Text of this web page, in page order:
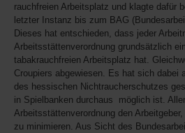
rauchfreien Arbeitsplatz und klagte dafür
letzter Instanz bis zum BAG
Dieses hat entschieden, dass jeder
Arbeitsstättenverordnung grundsätzlich
tabakrauchfreien Arbeitsplatz hat.
Croupiers abgewiesen. Es hat sich dabei
des hessischen Nichtraucherschutzes
in Spielbanken durchaus möglich ist.
Arbeitsstättenverordnung den
zu minimieren. Aus Sicht des